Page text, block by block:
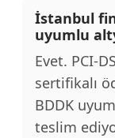
İstanbul
uyumlu
Evet. PCI-
sertifikalı
BDDK
teslim